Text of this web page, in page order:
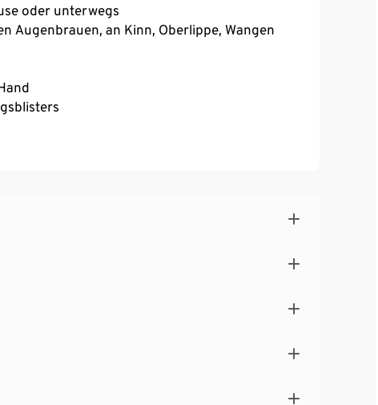
oder unterwegs
Augenbrauen, an Kinn, Oberlippe, Wangen